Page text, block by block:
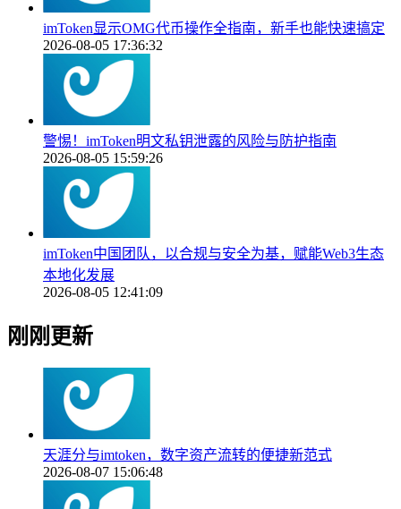
imToken显示OMG代币操作全指南，新手也能快速搞定
2026-08-05 17:36:32
警惕！imToken明文私钥泄露的风险与防护指南
2026-08-05 15:59:26
imToken中国团队，以合规与安全为基，赋能Web3生态
本地化发展
2026-08-05 12:41:09
刚刚更新
天涯分与imtoken，数字资产流转的便捷新范式
2026-08-07 15:06:48